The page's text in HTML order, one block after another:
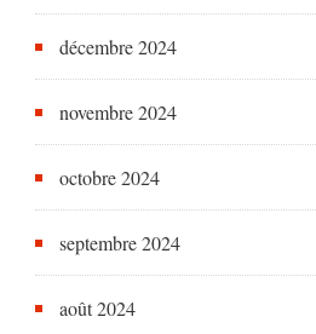
décembre 2024
novembre 2024
octobre 2024
septembre 2024
août 2024